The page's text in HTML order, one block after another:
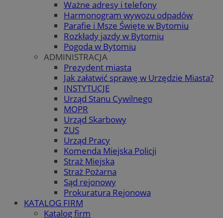
Ważne adresy i telefony
Harmonogram wywozu odpadów
Parafie i Msze Święte w Bytomiu
Rozkłady jazdy w Bytomiu
Pogoda w Bytomiu
ADMINISTRACJA
Prezydent miasta
Jak załatwić sprawę w Urzędzie Miasta?
INSTYTUCJE
Urząd Stanu Cywilnego
MOPR
Urząd Skarbowy
ZUS
Urząd Pracy
Komenda Miejska Policji
Straż Miejska
Straż Pożarna
Sąd rejonowy
Prokuratura Rejonowa
KATALOG FIRM
Katalog firm